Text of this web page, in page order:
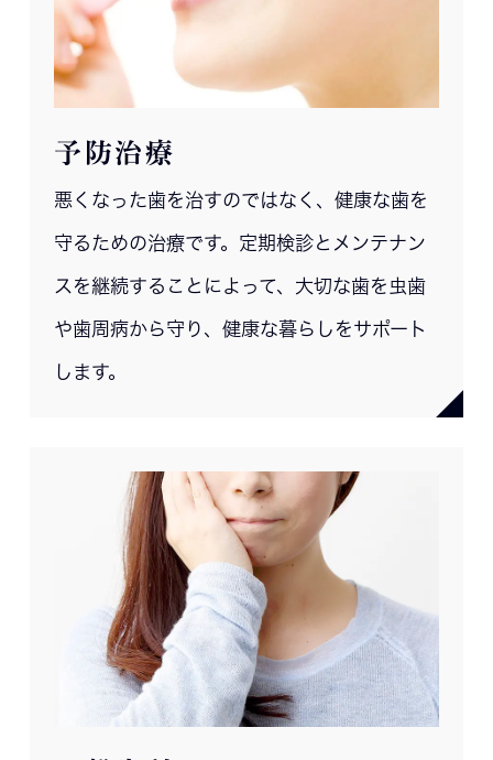
予防治療
悪くなった歯を治すのではなく、健康な歯を
守るための治療です。定期検診とメンテナン
スを継続することによって、大切な歯を虫歯
や歯周病から守り、健康な暮らしをサポート
します。